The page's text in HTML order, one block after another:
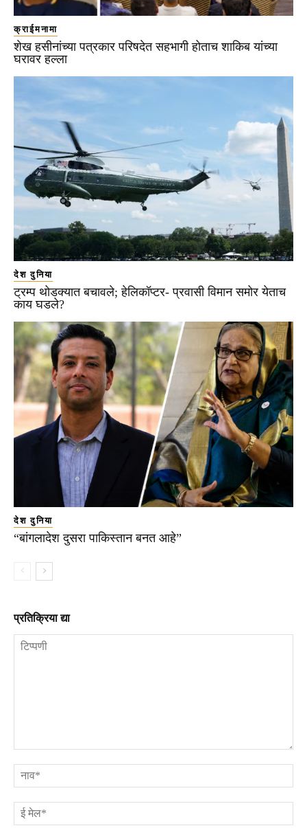
क्राईमनामा
शेख हसीनांच्या पत्रकार परिषदेत सहभागी होताच शाकिब यांच्या
घरावर हल्ला
देश दुनिया
ट्रम्प थोडक्यात बचावले; हेलिकॉप्टर- प्रवासी विमान समोर येताच
काय घडले?
देश दुनिया
“बांगलादेश दुसरा पाकिस्तान बनत आहे”
प्रतिक्रिया द्या